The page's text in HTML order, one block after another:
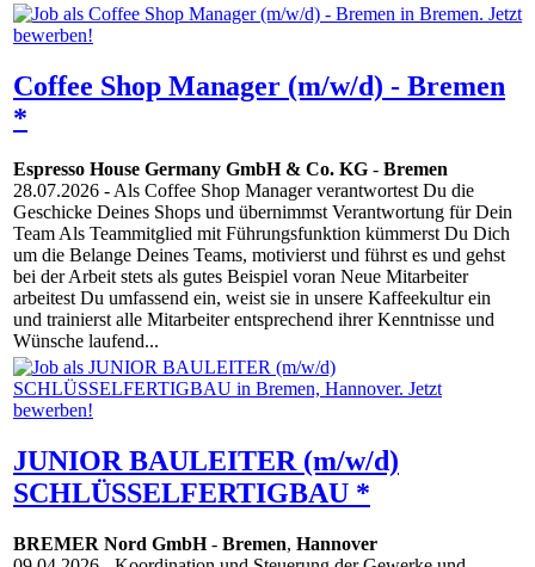
Coffee Shop Manager (m/w/d) - Bremen
*
Espresso House Germany GmbH & Co. KG - Bremen
28.07.2026 - Als Coffee Shop Manager verantwortest Du die
Geschicke Deines Shops und übernimmst Verantwortung für Dein
Team Als Teammitglied mit Führungsfunktion kümmerst Du Dich
um die Belange Deines Teams, motivierst und führst es und gehst
bei der Arbeit stets als gutes Beispiel voran Neue Mitarbeiter
arbeitest Du umfassend ein, weist sie in unsere Kaffeekultur ein
und trainierst alle Mitarbeiter entsprechend ihrer Kenntnisse und
Wünsche laufend...
JUNIOR BAULEITER (m/w/d)
SCHLÜSSELFERTIGBAU *
BREMER Nord GmbH- Bremen, Hannover